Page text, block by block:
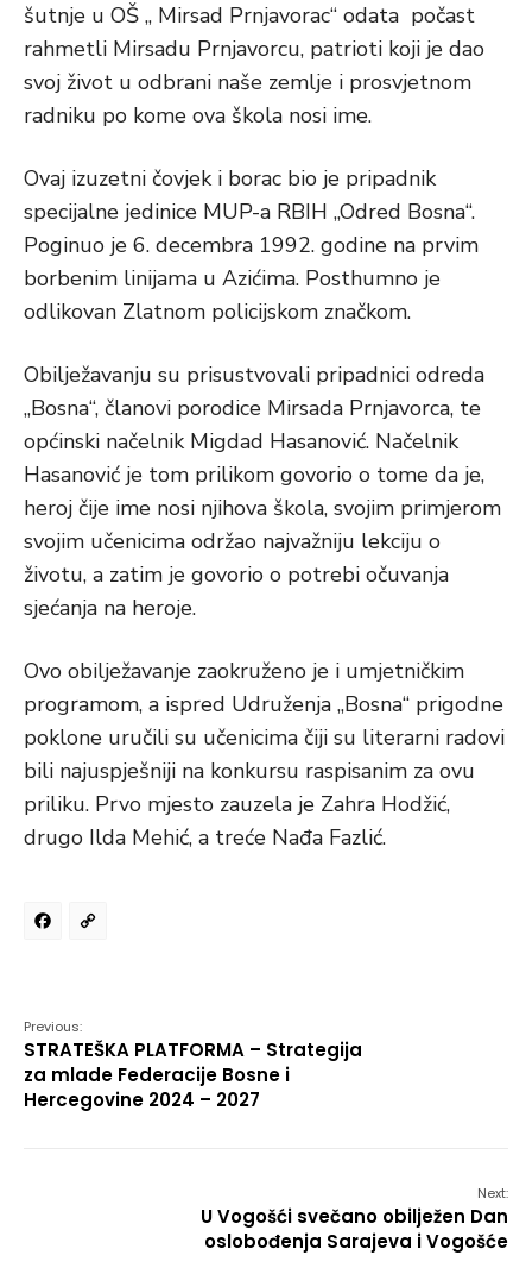
šutnje u OŠ „ Mirsad Prnjavorac“ odata počast
rahmetli Mirsadu Prnjavorcu, patrioti koji je dao
svoj život u odbrani naše zemlje i prosvjetnom
radniku po kome ova škola nosi ime.
Ovaj izuzetni čovjek i borac bio je pripadnik
specijalne jedinice MUP-a RBIH „Odred Bosna“.
Poginuo je 6. decembra 1992. godine na prvim
borbenim linijama u Azićima. Posthumno je
odlikovan Zlatnom policijskom značkom.
Obilježavanju su prisustvovali pripadnici odreda
„Bosna“, članovi porodice Mirsada Prnjavorca, te
općinski načelnik Migdad Hasanović. Načelnik
Hasanović je tom prilikom govorio o tome da je,
heroj čije ime nosi njihova škola, svojim primjerom
svojim učenicima održao najvažniju lekciju o
životu, a zatim je govorio o potrebi očuvanja
sjećanja na heroje.
Ovo obilježavanje zaokruženo je i umjetničkim
programom, a ispred Udruženja „Bosna“ prigodne
poklone uručili su učenicima čiji su literarni radovi
bili najuspješniji na konkursu raspisanim za ovu
priliku. Prvo mjesto zauzela je Zahra Hodžić,
drugo Ilda Mehić, a treće Nađa Fazlić.
Facebook
Previous:
STRATEŠKA PLATFORMA – Strategija
za mlade Federacije Bosne i
Hercegovine 2024 – 2027
Next:
U Vogošći svečano obilježen Dan
oslobođenja Sarajeva i Vogošće